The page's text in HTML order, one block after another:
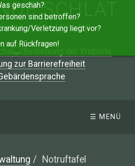
geschah?
sind betroffen?
Verletzung liegt vor?
auf Rückfragen!
SCHLAT
-
zur Barrierefreiheit
ebärdensprache
☰ MENÜ
/ Notruftafel